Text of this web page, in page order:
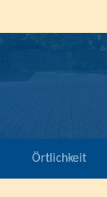
Örtlichkeit